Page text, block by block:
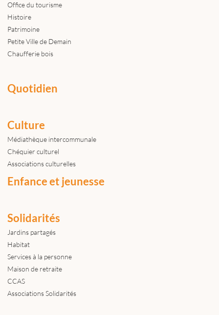
Office du tourisme
Histoire
Patrimoine
Petite Ville de Demain
Chaufferie bois
Quotidien
Culture
Médiathèque intercommunale
Chéquier culturel
Associations culturelles
Enfance et jeunesse
Solidarités
Jardins partagés
Habitat
Services à la personne
Maison de retraite
CCAS
Associations Solidarités